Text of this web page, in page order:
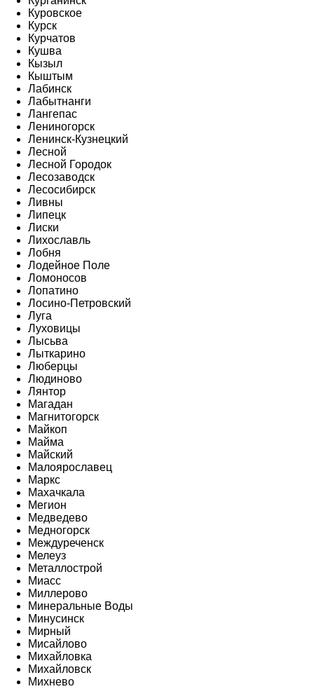
Куровское
Курск
Курчатов
Кушва
Кызыл
Кыштым
Лабинск
Лабытнанги
Лангепас
Лениногорск
Ленинск-Кузнецкий
Лесной
Лесной Городок
Лесозаводск
Лесосибирск
Ливны
Липецк
Лиски
Лихославль
Лобня
Лодейное Поле
Ломоносов
Лопатино
Лосино-Петровский
Луга
Луховицы
Лысьва
Лыткарино
Люберцы
Людиново
Лянтор
Магадан
Магнитогорск
Майкоп
Майма
Майский
Малоярославец
Маркс
Махачкала
Мегион
Медведево
Медногорск
Междуреченск
Мелеуз
Металлострой
Миасс
Миллерово
Минеральные Воды
Минусинск
Мирный
Мисайлово
Михайловка
Михайловск
Михнево